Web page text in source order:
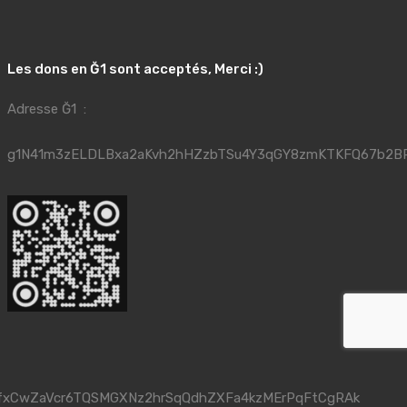
Les dons en Ğ1 sont acceptés, Merci :)
Adresse Ğ1 :